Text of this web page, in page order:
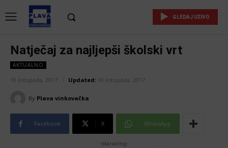
GLEDAJ UŽIVO
Natječaj za najljepši školski vrt
AKTUALNO
10 listopada, 2017 Updated: 10 listopada, 2017
By Plava vinkovačka
Facebook X WhatsApp
-Marketing-